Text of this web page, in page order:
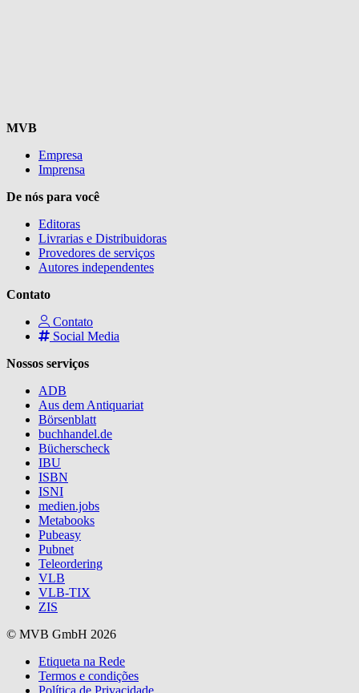
MVB
Empresa
Imprensa
De nós para você
Editoras
Livrarias e Distribuidoras
Provedores de serviços
Autores independentes
Contato
Contato
Social Media
Nossos serviços
ADB
Aus dem Antiquariat
Börsenblatt
buchhandel.de
Bücherscheck
IBU
ISBN
ISNI
medien.jobs
Metabooks
Pubeasy
Pubnet
Teleordering
VLB
VLB-TIX
ZIS
© MVB GmbH 2026
Etiqueta na Rede
Termos e condições
Política de Privacidade